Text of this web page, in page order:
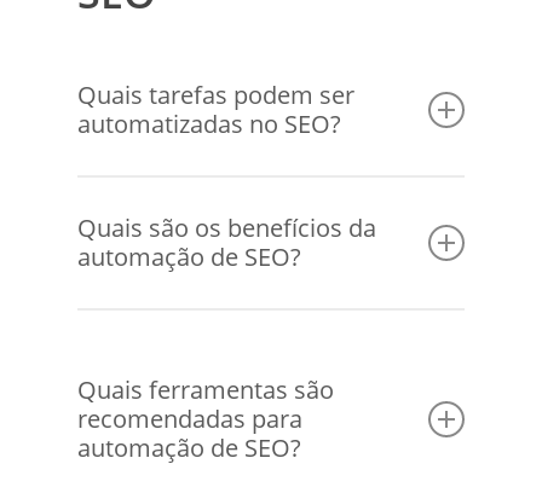
Quais tarefas podem ser
automatizadas no SEO?
automatizadas, incluindo:
Pesquisa de palavras-chave e análise de
chave.
Monitoramento de backlinks.
Geração e envio de relatórios de
Quais são os benefícios da
automação de SEO?
equipe de marketing se concentre em
tarefas estratégicas.
Consistência e precisão nas análises e
Quais ferramentas são
recomendadas para
automação de SEO?